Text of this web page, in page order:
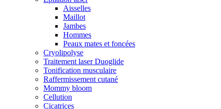
Aisselles
Maillot
Jambes
Hommes
Peaux mates et foncées
Cryolipolyse
Traitement laser Duoglide
Tonification musculaire
Raffermissement cutané
Mommy bloom
Cellution
Cicatrices